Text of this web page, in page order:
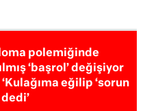
polemiğinde
‘başrol’ değişiyor
eğilip ‘sorun
dedi’